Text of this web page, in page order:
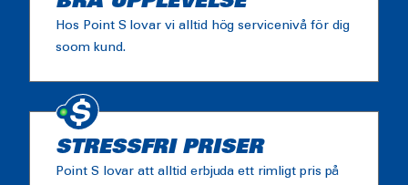
Hos Point S lovar vi alltid hög servicenivå för dig
soom kund.
STRESSFRI PRISER
Point S lovar att alltid erbjuda ett rimligt pris på